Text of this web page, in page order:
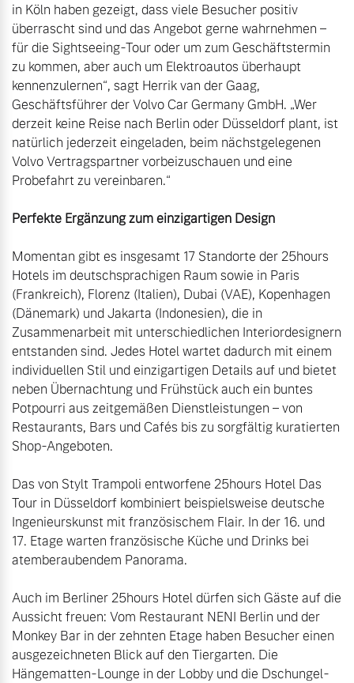
in Köln haben gezeigt, dass viele Besucher positiv
überrascht sind und das Angebot gerne wahrnehmen –
für die Sightseeing-Tour oder um zum Geschäftstermin
zu kommen, aber auch um Elektroautos überhaupt
kennenzulernen“, sagt Herrik van der Gaag,
Geschäftsführer der Volvo Car Germany GmbH. „Wer
derzeit keine Reise nach Berlin oder Düsseldorf plant, ist
natürlich jederzeit eingeladen, beim nächstgelegenen
Volvo Vertragspartner vorbeizuschauen und eine
Probefahrt zu vereinbaren.“
Perfekte Ergänzung zum einzigartigen Design
Momentan gibt es insgesamt 17 Standorte der 25hours
Hotels im deutschsprachigen Raum sowie in Paris
(Frankreich), Florenz (Italien), Dubai (VAE), Kopenhagen
(Dänemark) und Jakarta (Indonesien), die in
Zusammenarbeit mit unterschiedlichen Interiordesignern
entstanden sind. Jedes Hotel wartet dadurch mit einem
individuellen Stil und einzigartigen Details auf und bietet
neben Übernachtung und Frühstück auch ein buntes
Potpourri aus zeitgemäßen Dienstleistungen – von
Restaurants, Bars und Cafés bis zu sorgfältig kuratierten
Shop-Angeboten.
Das von Stylt Trampoli entworfene 25hours Hotel Das
Tour in Düsseldorf kombiniert beispielsweise deutsche
Ingenieurskunst mit französischem Flair. In der 16. und
17. Etage warten französische Küche und Drinks bei
atemberaubendem Panorama.
Auch im Berliner 25hours Hotel dürfen sich Gäste auf die
Aussicht freuen: Vom Restaurant NENI Berlin und der
Monkey Bar in der zehnten Etage haben Besucher einen
ausgezeichneten Blick auf den Tiergarten. Die
Hängematten-Lounge in der Lobby und die Dschungel-